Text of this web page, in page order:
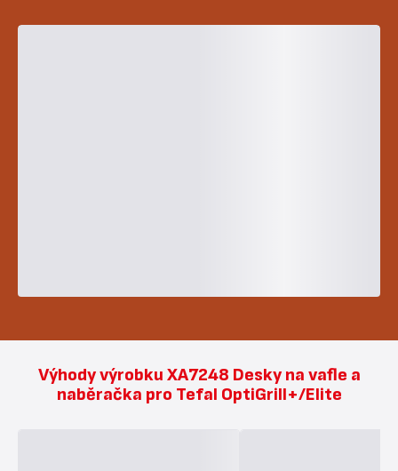
Výhody výrobku XA7248 Desky na vafle a
naběračka pro Tefal OptiGrill+/Elite